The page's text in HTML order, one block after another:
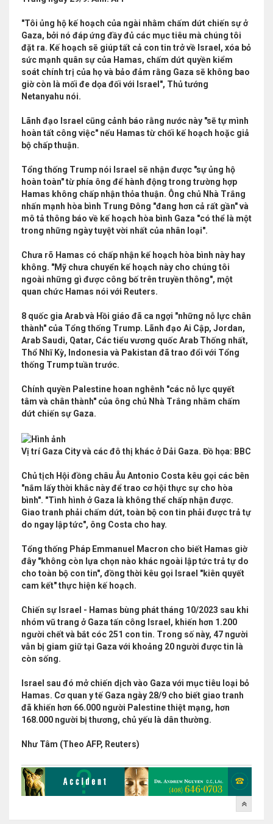
"Tôi ủng hộ kế hoạch của ngài nhằm chấm dứt chiến sự ở
Gaza, bởi nó đáp ứng đầy đủ các mục tiêu mà chúng tôi
đặt ra. Kế hoạch sẽ giúp tất cả con tin trở về Israel, xóa bỏ
sức mạnh quân sự của Hamas, chấm dứt quyền kiểm
soát chính trị của họ và bảo đảm rằng Gaza sẽ không bao
giờ còn là mối đe dọa đối với Israel", Thủ tướng
Netanyahu nói.
Lãnh đạo Israel cũng cảnh báo rằng nước này "sẽ tự mình
hoàn tất công việc" nếu Hamas từ chối kế hoạch hoặc giả
bộ chấp thuận.
Tổng thống Trump nói Israel sẽ nhận được "sự ủng hộ
hoàn toàn" từ phía ông để hành động trong trường hợp
Hamas không chấp nhận thỏa thuận. Ông chủ Nhà Trắng
nhấn mạnh hòa bình Trung Đông "đang hơn cả rất gần" và
mô tả thông báo về kế hoạch hòa bình Gaza "có thể là một
trong những ngày tuyệt vời nhất của nhân loại".
Chưa rõ Hamas có chấp nhận kế hoạch hòa bình này hay
không. "Mỹ chưa chuyển kế hoạch này cho chúng tôi
ngoài những gì được công bố trên truyền thông", một
quan chức Hamas nói với Reuters.
8 quốc gia Arab và Hồi giáo đã ca ngợi "những nỗ lực chân
thành" của Tổng thống Trump. Lãnh đạo Ai Cập, Jordan,
Arab Saudi, Qatar, Các tiểu vương quốc Arab Thống nhất,
Thổ Nhĩ Kỳ, Indonesia và Pakistan đã trao đổi với Tổng
thống Trump tuần trước.
Chính quyền Palestine hoan nghênh "các nỗ lực quyết
tâm và chân thành" của ông chủ Nhà Trắng nhằm chấm
dứt chiến sự Gaza.
Vị trí Gaza City và các đô thị khác ở Dải Gaza. Đồ họa: BBC
Chủ tịch Hội đồng châu Âu Antonio Costa kêu gọi các bên
"nắm lấy thời khắc này để trao cơ hội thực sự cho hòa
bình". "Tình hình ở Gaza là không thể chấp nhận được.
Giao tranh phải chấm dứt, toàn bộ con tin phải được trả tự
do ngay lập tức", ông Costa cho hay.
Tổng thống Pháp Emmanuel Macron cho biết Hamas giờ
đây "không còn lựa chọn nào khác ngoài lập tức trả tự do
cho toàn bộ con tin", đồng thời kêu gọi Israel "kiên quyết
cam kết" thực hiện kế hoạch.
Chiến sự Israel - Hamas bùng phát tháng 10/2023 sau khi
nhóm vũ trang ở Gaza tấn công Israel, khiến hơn 1.200
người chết và bắt cóc 251 con tin. Trong số này, 47 người
vẫn bị giam giữ tại Gaza với khoảng 20 người được tin là
còn sống.
Israel sau đó mở chiến dịch vào Gaza với mục tiêu loại bỏ
Hamas. Cơ quan y tế Gaza ngày 28/9 cho biết giao tranh
đã khiến hơn 66.000 người Palestine thiệt mạng, hơn
168.000 người bị thương, chủ yếu là dân thường.
Như Tâm (Theo AFP, Reuters)